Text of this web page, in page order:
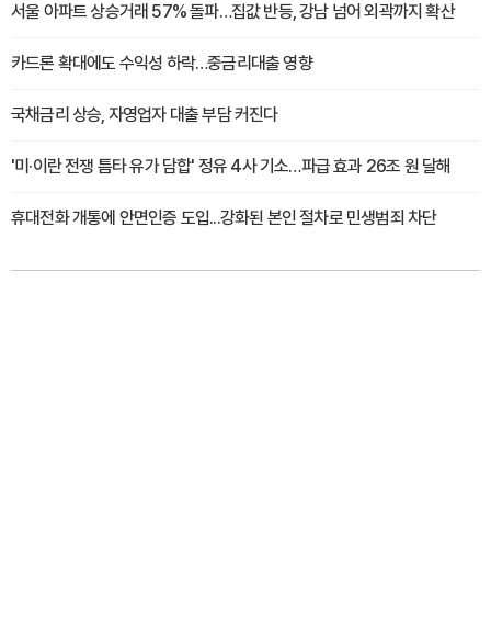
서울 아파트 상승거래 57% 돌파…집값 반등, 강남 넘어 외곽까지 확산
카드론 확대에도 수익성 하락…중금리대출 영향
국채금리 상승, 자영업자 대출 부담 커진다
'미·이란 전쟁 틈타 유가 담합' 정유 4사 기소…파급 효과 26조 원 달해
휴대전화 개통에 안면인증 도입...강화된 본인 절차로 민생범죄 차단